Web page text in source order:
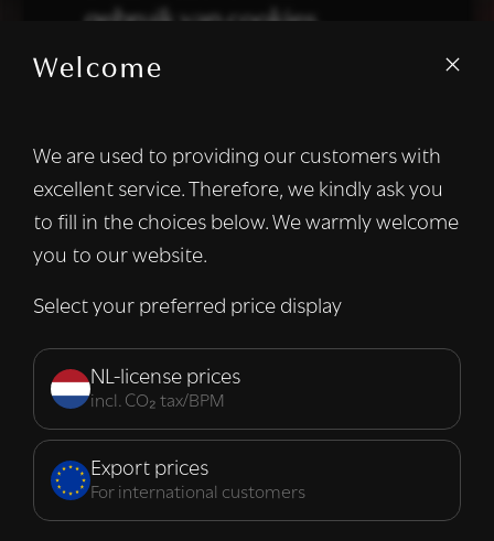
Welcome
We are used to providing our customers with
excellent service. Therefore, we kindly ask you
to fill in the choices below. We warmly welcome
you to our website.
Select your preferred price display
NL-license prices
incl. CO₂ tax/BPM
Export prices
For international customers
gebruik van cookies.
We gebruiken cookies om inhoud en
informatie over uw gebruik van onze site
met onze advertentie- en analysepartners,
die deze kunnen combineren met andere
informatie die u aan hen heeft verstrekt of
van hun diensten. Lees verder
Strikt
noodzakelijk
Prestatie Targeting